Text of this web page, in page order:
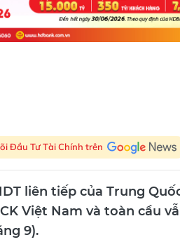
Đầu Tư Tài Chính trên
liên tiếp của Trung
Việt Nam và toàn cầu
9).